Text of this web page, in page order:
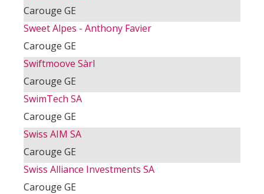
Carouge GE
Sweet Alpes - Anthony Favier
Carouge GE
Swiftmoove Sàrl
Carouge GE
SwimTech SA
Carouge GE
Swiss AIM SA
Carouge GE
Swiss Alliance Investments SA
Carouge GE